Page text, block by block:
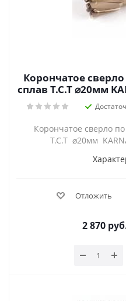
Корончатое
Корончатое сверло
Т.С.Т ⌀20мм
Отложить
2 870